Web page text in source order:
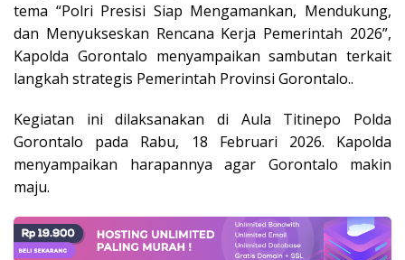
tema “Polri Presisi Siap Mengamankan, Mendukung,
dan Menyukseskan Rencana Kerja Pemerintah 2026”,
Kapolda Gorontalo menyampaikan sambutan terkait
langkah strategis Pemerintah Provinsi Gorontalo..
Kegiatan ini dilaksanakan di Aula Titinepo Polda
Gorontalo pada Rabu, 18 Februari 2026. Kapolda
menyampaikan harapannya agar Gorontalo makin
maju.